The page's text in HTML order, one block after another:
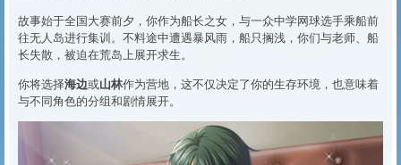
故事始于全国大赛前夕，你作为船长之女，与一众中学网球选手乘船前
往无人岛进行集训。不料途中遭遇暴风雨，船只搁浅，你们与老师、船
长失散，被迫在荒岛上展开求生。
你将选择海边或山林作为营地，这不仅决定了你的生存环境，也意味着
与不同角色的分组和剧情展开。